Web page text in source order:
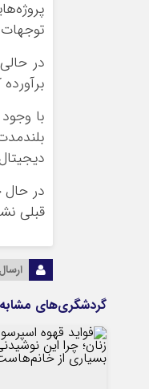
در
با
قبلی
گردشگری‌های